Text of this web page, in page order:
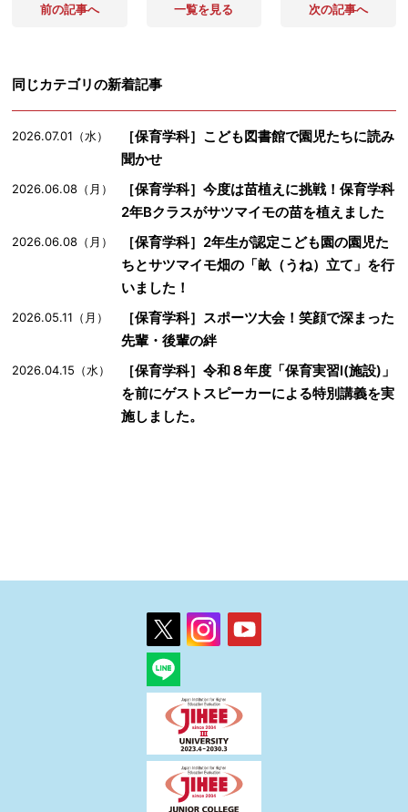
前の記事へ 一覧を見る 次の記事へ
同じカテゴリの新着記事
2026.07.01（水）
［保育学科］こども図書館で園児たちに読み
聞かせ
2026.06.08（月）
［保育学科］今度は苗植えに挑戦！保育学科
2年Bクラスがサツマイモの苗を植えました
2026.06.08（月）
［保育学科］2年生が認定こども園の園児た
ちとサツマイモ畑の「畝（うね）立て」を行
いました！
2026.05.11（月）
［保育学科］スポーツ大会！笑顔で深まった
先輩・後輩の絆
2026.04.15（水）
［保育学科］令和８年度「保育実習Ⅰ(施設)」
を前にゲストスピーカーによる特別講義を実
施しました。